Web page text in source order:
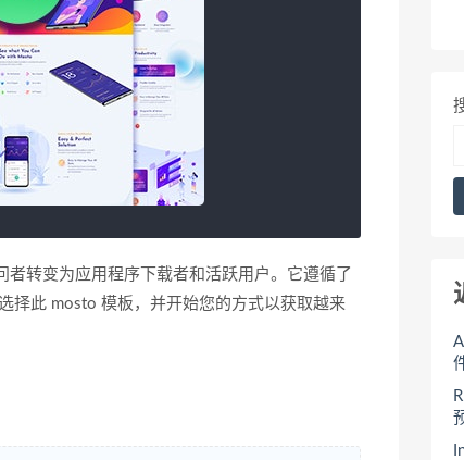
转变为应用程序下载者和活跃用户。它遵循了
择此 mosto 模板，并开始您的方式以获取越来